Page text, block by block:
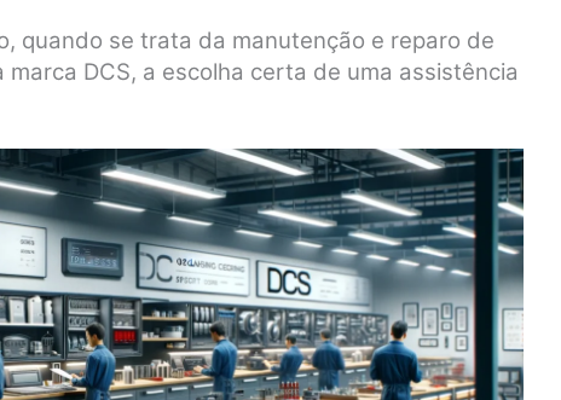
quando se trata da manutenção e reparo de
DCS, a escolha certa de uma assistência